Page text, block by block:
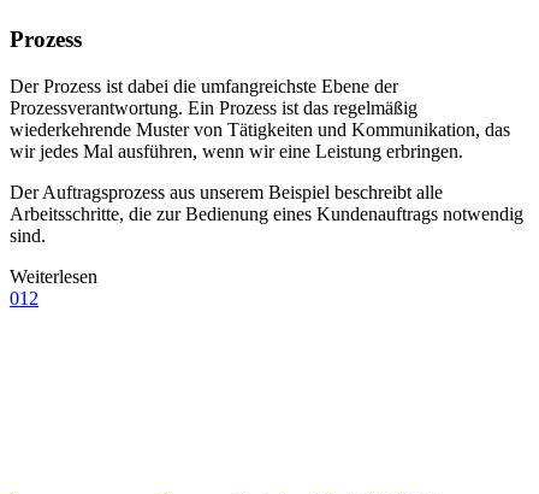
Prozess
Der Prozess ist dabei die umfangreichste Ebene der
Prozessverantwortung. Ein Prozess ist das regelmäßig
wiederkehrende Muster von Tätigkeiten und Kommunikation, das
wir jedes Mal ausführen, wenn wir eine Leistung erbringen.
Der Auftragsprozess aus unserem Beispiel beschreibt alle
Arbeitsschritte, die zur Bedienung eines Kundenauftrags notwendig
sind.
Weiterlesen
012